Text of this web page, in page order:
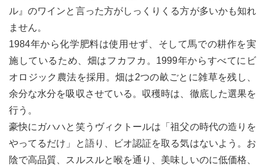
ル』のワインと言った方がしっくりくる方が多いかも知れ
ません。
1984年から化学肥料は使用せず、そして馬での耕作を実
施しているため、畑はフカフカ。1999年からすべてにビ
オロジック農法を採用。畑は2つの畝ごとに雑草を残し、
余分な水分を吸収させている。収穫時は、徹底した選果を
行う。
豪快にガハハと笑うヴィクトールは「祖父の時代の造りを
やってるだけ」と語り、ビオ認証を取る気はないよう。お
陰で高品質、スルスルと喉を通り、美味しいのに低価格、